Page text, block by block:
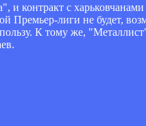
и контракт с
Премьер-лиги не будет,
К тому же,